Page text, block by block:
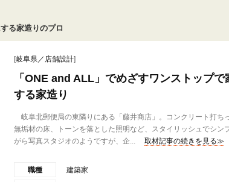
る家造りのプロ
[岐阜県／店舗設計]
「ONE and ALL」でめざすワンストップ
する家造り
岐阜北郵便局の東隣りにある「藤井商店」。コンクリート打ち
無垢材の床、トーンを落とした照明など、スタイリッシュでシン
がら写真スタジオのようですが、企...
取材記事の続きを見る≫
職種 建築家